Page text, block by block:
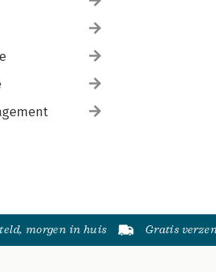
morgen in huis Gratis